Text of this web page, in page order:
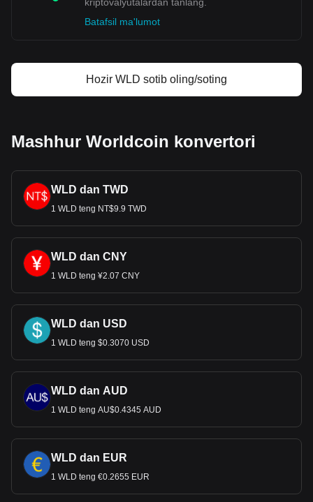
Batafsil ma'lumot
Hozir WLD sotib oling/soting
Mashhur Worldcoin konvertori
WLD dan TWD
1 WLD teng NT$9.9 TWD
WLD dan CNY
1 WLD teng ¥2.07 CNY
WLD dan USD
1 WLD teng $0.3070 USD
WLD dan AUD
1 WLD teng AU$0.4345 AUD
WLD dan EUR
1 WLD teng €0.2655 EUR